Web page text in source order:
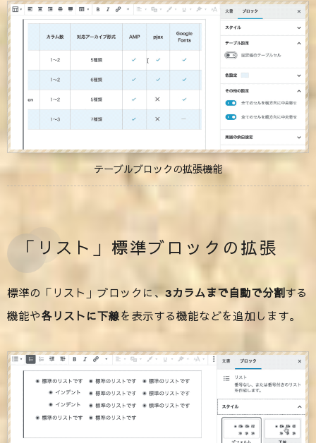
テーブルブロックの拡張機能
「リスト」標準ブロックの拡張
標準の「リスト」ブロックに、3カラムまで自動で分割する
機能や各リストに下線を表示する機能などを追加します。